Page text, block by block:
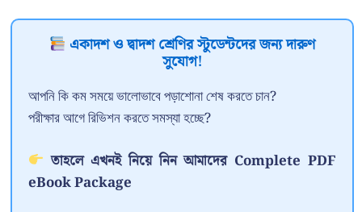
একাদশ ও দ্বাদশ শ্রেণির স্টুডেন্টদের জন্য দারুণ
সুযোগ!
আপনি কি কম সময়ে ভালোভাবে পড়াশোনা শেষ করতে চান?
পরীক্ষার আগে রিভিশন করতে সমস্যা হচ্ছে?
তাহলে এখনই নিয়ে নিন আমাদের Complete PDF
eBook Package